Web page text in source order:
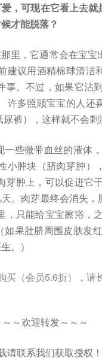
，可现在它看上去
才能脱落？
里，它通常会在宝宝
建议用酒精棉球清洁
。不过，如果它沾
许多照顾宝宝的人还
裤），这样就不会刺
些微带血丝的液体
小肿块（脐肉芽肿）
芽肿上，可以促进它
。肉芽最终会消失
只能给宝宝擦浴，
果肚脐周围皮肤发
。）
买（会员5.6折），请
～～欢迎转发～～～
请联系我们获取授权